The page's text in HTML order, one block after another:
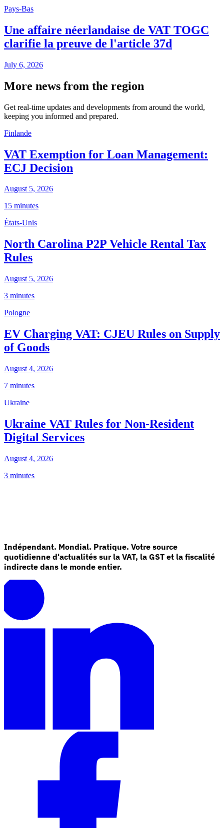
Pays-Bas
Une affaire néerlandaise de VAT TOGC
clarifie la preuve de l'article 37d
July 6, 2026
More news from the region
Get real-time updates and developments from around the world,
keeping you informed and prepared.
Finlande
VAT Exemption for Loan Management:
ECJ Decision
August 5, 2026
15 minutes
États-Unis
North Carolina P2P Vehicle Rental Tax
Rules
August 5, 2026
3 minutes
Pologne
EV Charging VAT: CJEU Rules on Supply
of Goods
August 4, 2026
7 minutes
Ukraine
Ukraine VAT Rules for Non-Resident
Digital Services
August 4, 2026
3 minutes
Indépendant. Mondial. Pratique. Votre source
quotidienne d'actualités sur la VAT, la GST et la fiscalité
indirecte dans le monde entier.